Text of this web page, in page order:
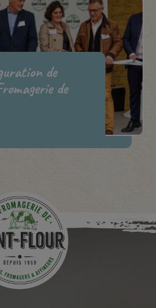
de
de